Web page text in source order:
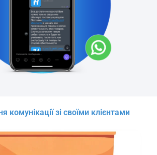
комунікації зі своїми клієнтами